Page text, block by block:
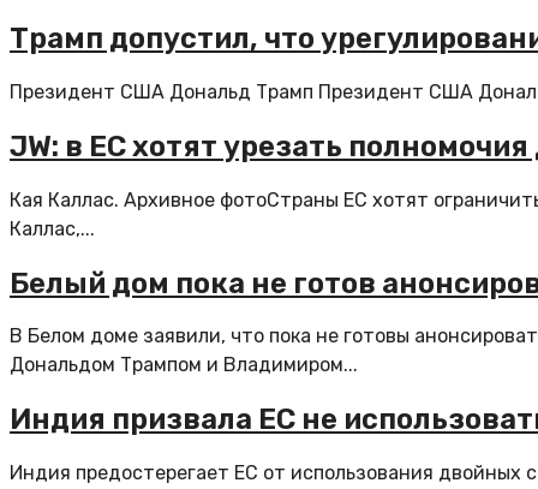
Трамп допустил, что
Президент США Дональд Трамп Президент США
JW: в ЕС хотят урезать
Кая Каллас. Архивное фотоСтраны ЕС хотят
Каллас,...
Белый дом пока не готов
В Белом доме заявили, что пока не готовы
Дональдом Трампом и Владимиром...
Индия призвала ЕС не
Индия предостерегает ЕС от использования двойных